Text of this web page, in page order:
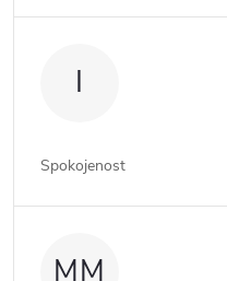
I
Spokojenost
MM